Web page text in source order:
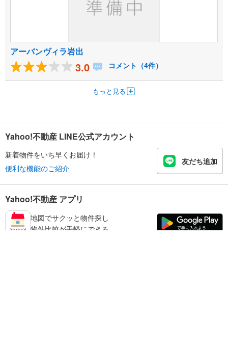
アーバンヴィラ岩出
3.0 コメント（4件）
もっと見る
Yahoo!不動産 LINE公式アカウント
新着物件をいち早くお届け！
便利な機能のご紹介
友だち追加
Yahoo!不動産 アプリ
地図でサクッと物件探し
物件比較が手軽にできる